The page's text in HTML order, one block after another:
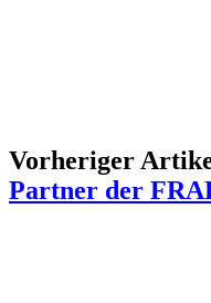
Vorheriger
Partner der